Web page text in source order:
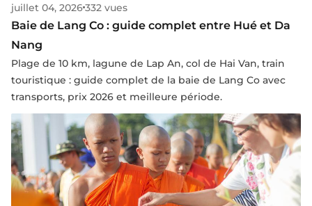
juillet 04, 2026332 vues
Baie de Lang Co : guide complet entre Hué et Da
Nang
Plage de 10 km, lagune de Lap An, col de Hai Van, train
touristique : guide complet de la baie de Lang Co avec
transports, prix 2026 et meilleure période.